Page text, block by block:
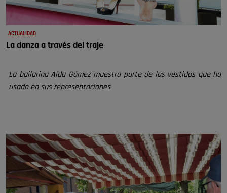
ACTUALIDAD
La danza a través del traje
La bailarina Aída Gómez muestra parte de los vestidos que ha
usado en sus representaciones